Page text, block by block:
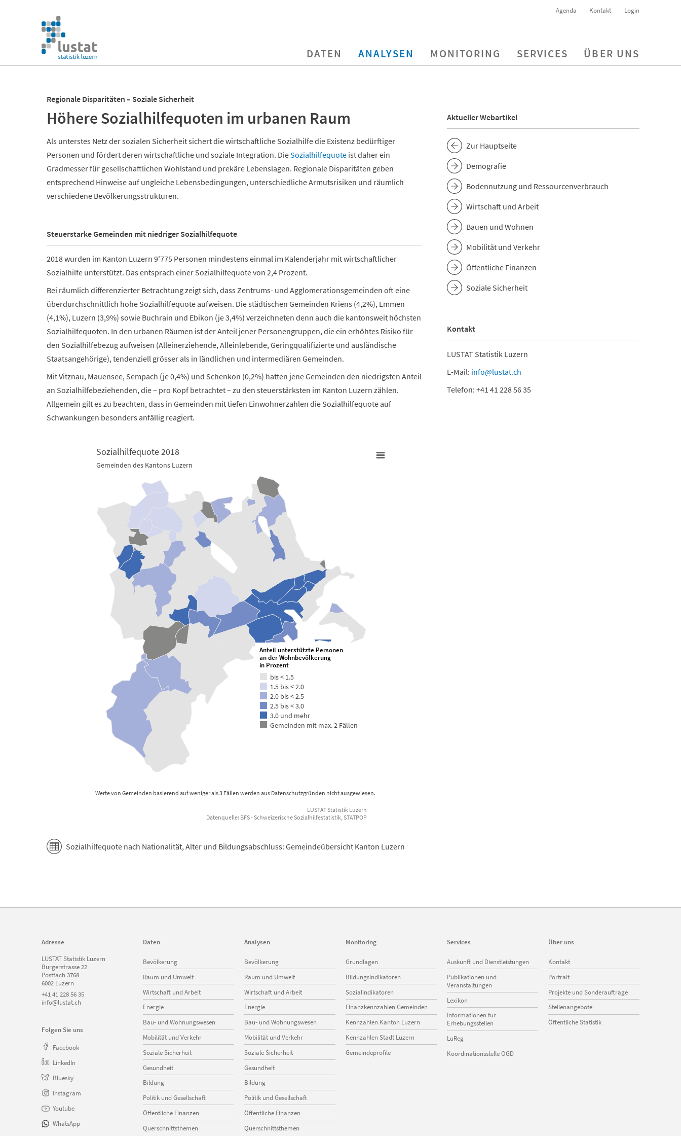
überspringen
Agenda Kontakt Login
Navigation
überspringen
DATEN ANALYSEN MONITORING SERVICES ÜBER UNS
Regionale Disparitäten – Soziale Sicherheit
Höhere Sozialhilfequoten im urbanen Raum
Als unterstes Netz der sozialen Sicherheit sichert die wirtschaftliche Sozialhilfe die Existenz bedürftiger
Personen und fördert deren wirtschaftliche und soziale Integration. DieSozialhilfequote ist daher ein
Gradmesser für gesellschaftlichen Wohlstand und prekäre Lebenslagen. Regionale Disparitäten geben
entsprechend Hinweise auf ungleiche Lebensbedingungen, unterschiedliche Armutsrisiken und räumlich
verschiedene Bevölkerungsstrukturen.
Steuerstarke Gemeinden mit niedriger Sozialhilfequote
2018 wurden im Kanton Luzern 9'775 Personen mindestens einmal im Kalenderjahr mit wirtschaftlicher
Sozialhilfe unterstützt. Das entsprach einer Sozialhilfequote von 2,4 Prozent.
Bei räumlich differenzierter Betrachtung zeigt sich, dass Zentrums- und Agglomerationsgemeinden oft eine
überdurchschnittlich hohe Sozialhilfequote aufweisen. Die städtischen Gemeinden Kriens (4,2%), Emmen
(4,1%), Luzern (3,9%) sowie Buchrain und Ebikon (je 3,4%) verzeichneten denn auch die kantonsweit höchsten
Sozialhilfequoten. In den urbanen Räumen ist der Anteil jener Personengruppen, die ein erhöhtes Risiko für
den Sozialhilfebezug aufweisen (Alleinerziehende, Alleinlebende, Geringqualifizierte und ausländische
Staatsangehörige), tendenziell grösser als in ländlichen und intermediären Gemeinden.
Mit Vitznau, Mauensee, Sempach (je 0,4%) und Schenkon (0,2%) hatten jene Gemeinden den niedrigsten Anteil
an Sozialhilfebeziehenden, die – pro Kopf betrachtet – zu den steuerstärksten im Kanton Luzern zählen.
Allgemein gilt es zu beachten, dass in Gemeinden mit tiefen Einwohnerzahlen die Sozialhilfequote auf
Schwankungen besonders anfällig reagiert.
Map of unspecified region with 2 data series.
Gemeinden des Kantons Luzern
View as data table, Sozialhilfequote 2018
Werte von Gemeinden basierend auf weniger als 3 Fällen werden aus Datenschutzgründen nicht ausgewiesen.
Sozialhilfequote 2018
Gemeinden des Kantons Luzern
bis < 1.5
1.5 bis < 2.0
2.0 bis < 2.5
2.5 bis < 3.0
3.0 und mehr
Gemeinden mit max. 2 Fällen
Anteil unterstützte Personen
an der Wohnbevölkerung
in Prozent
LUSTAT Statistik Luzern
Datenquelle: BFS - Schweizerische Sozialhilfestatistik, STATPOP
Sozialhilfequote nach Nationalität, Alter und Bildungsabschluss: Gemeindeübersicht Kanton Luzern
Aktueller Webartikel
Zur Hauptseite
Demografie
Bodennutzung und Ressourcenverbrauch
Wirtschaft und Arbeit
Bauen und Wohnen
Mobilität und Verkehr
Öffentliche Finanzen
Soziale Sicherheit
Kontakt
LUSTAT Statistik Luzern
E-Mail: info@lustat.ch
Telefon: +41 41 228 56 35
Adresse
LUSTAT Statistik Luzern
Burgerstrasse 22
Postfach 3768
6002 Luzern
+41 41 228 56 35
info@lustat.ch
Folgen Sie uns
Facebook
LinkedIn
Bluesky
Instagram
Youtube
WhatsApp
Daten
Navigation
überspringen
Bevölkerung
Raum und Umwelt
Wirtschaft und Arbeit
Energie
Bau- und Wohnungswesen
Mobilität und Verkehr
Soziale Sicherheit
Gesundheit
Bildung
Politik und Gesellschaft
Öffentliche Finanzen
Querschnittsthemen
Analysen
Navigation
überspringen
Bevölkerung
Raum und Umwelt
Wirtschaft und Arbeit
Energie
Bau- und Wohnungswesen
Mobilität und Verkehr
Soziale Sicherheit
Gesundheit
Bildung
Politik und Gesellschaft
Öffentliche Finanzen
Querschnittsthemen
Monitoring
Navigation
überspringen
Grundlagen
Bildungsindikatoren
Sozialindikatoren
Finanzkennzahlen Gemeinden
Kennzahlen Kanton Luzern
Kennzahlen Stadt Luzern
Gemeindeprofile
Services
Navigation
überspringen
Auskunft und Dienstleistungen
Publikationen und
Veranstaltungen
Lexikon
Informationen für
Erhebungsstellen
LuReg
Koordinationsstelle OGD
Über uns
Navigation
überspringen
Kontakt
Portrait
Projekte und Sonderaufträge
Stellenangebote
Öffentliche Statistik